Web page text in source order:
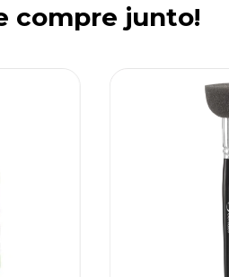
compre junto!